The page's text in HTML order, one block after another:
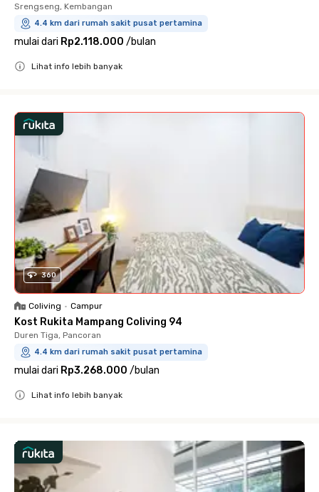
Srengseng, Kembangan
4.4 km dari rumah sakit pusat pertamina
mulai dari Rp2.118.000 /bulan
Lihat info lebih banyak
360
Coliving • Campur
Kost Rukita Mampang Coliving 94
Duren Tiga, Pancoran
4.4 km dari rumah sakit pusat pertamina
mulai dari Rp3.268.000 /bulan
Lihat info lebih banyak